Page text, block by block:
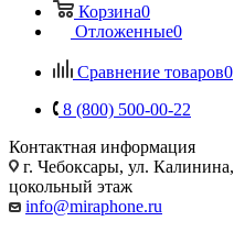
Корзина0
Отложенные0
Сравнение товаров0
8 (800) 500-00-22
Контактная информация
г. Чебоксары, ул.
цокольный этаж
info@miraphone.ru